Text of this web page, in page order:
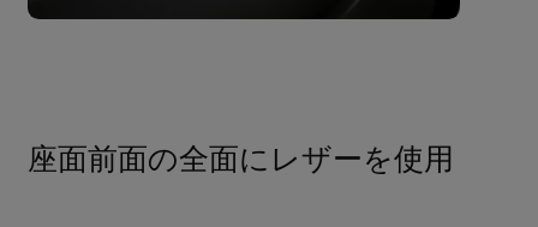
座面前面の全面にレザーを使用